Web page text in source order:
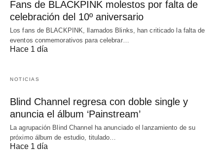
Fans de BLACKPINK molestos por falta de
celebración del 10º aniversario
Los fans de BLACKPINK, llamados Blinks, han criticado la falta de
eventos conmemorativos para celebrar…
Hace 1 día
NOTICIAS
Blind Channel regresa con doble single y
anuncia el álbum ‘Painstream’
La agrupación Blind Channel ha anunciado el lanzamiento de su
próximo álbum de estudio, titulado…
Hace 1 día